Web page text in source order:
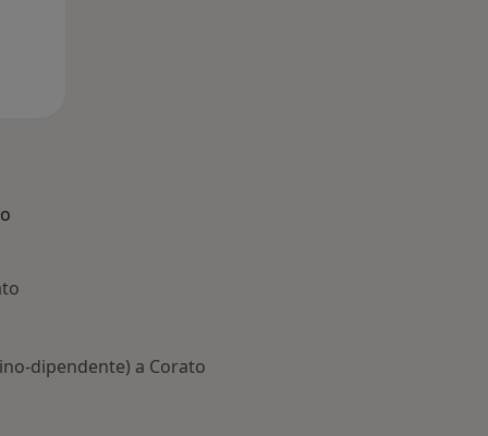
dipendente) a Corato